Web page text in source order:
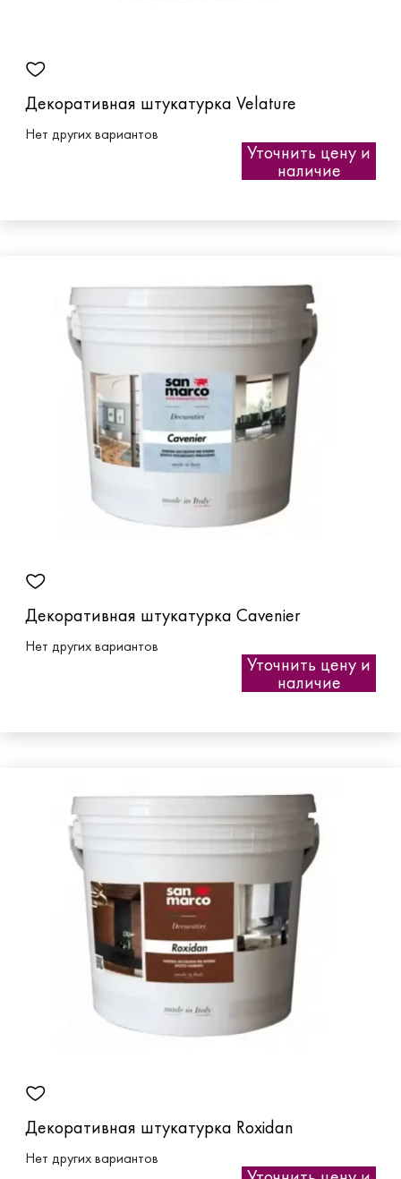
Декоративная штукатурка Velature
Нет других вариантов
Уточнить цену и
наличие
Декоративная штукатурка Cavenier
Нет других вариантов
Уточнить цену и
наличие
Декоративная штукатурка Roxidan
Нет других вариантов